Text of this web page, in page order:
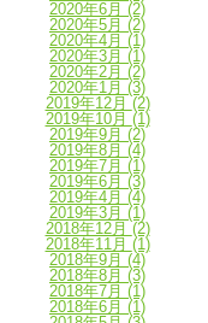
2020年6月 (2)
2020年5月 (2)
2020年4月 (1)
2020年3月 (1)
2020年2月 (2)
2020年1月 (3)
2019年12月 (2)
2019年10月 (1)
2019年9月 (2)
2019年8月 (4)
2019年7月 (1)
2019年6月 (3)
2019年4月 (4)
2019年3月 (1)
2018年12月 (2)
2018年11月 (1)
2018年9月 (4)
2018年8月 (3)
2018年7月 (1)
2018年6月 (1)